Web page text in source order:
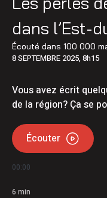
dans l’Est-
Écouté dans 100 000
8 SEPTEMBRE 2025, 8h15
Vous avez écrit
de la région? Ça se
Écouter
00:00
6 min